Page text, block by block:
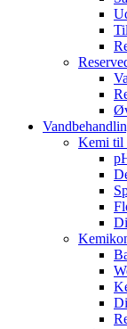
Kemi til